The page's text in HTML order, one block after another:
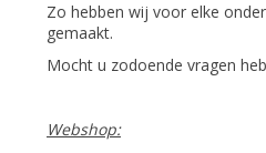
Zo hebben wij voor elke
gemaakt.
Mocht u zodoende vragen
Webshop: